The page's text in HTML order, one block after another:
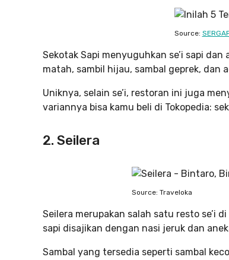
Source:
Sekotak Sapi menyuguhkan se’i sapi
matah, sambil hijau, sambal geprek, dan
Uniknya, selain se’i, restoran ini juga
variannya bisa kamu beli di Tokopedia:
2. Seilera
Source: Traveloka
Seilera merupakan salah satu resto se’i
sapi disajikan dengan nasi jeruk dan
Sambal yang tersedia seperti sambal